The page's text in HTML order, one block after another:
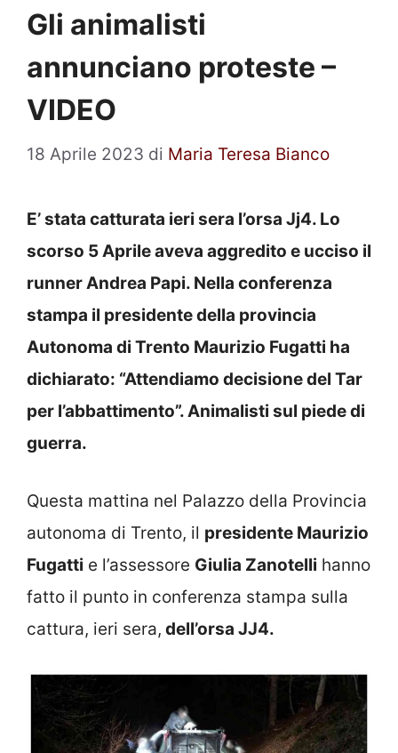
Gli animalisti
annunciano proteste –
VIDEO
18 Aprile 2023 di Maria Teresa Bianco
E’ stata catturata ieri sera l’orsa Jj4. Lo
scorso 5 Aprile aveva aggredito e ucciso il
runner Andrea Papi. Nella conferenza
stampa il presidente della provincia
Autonoma di Trento Maurizio Fugatti ha
dichiarato: “Attendiamo decisione del Tar
per l’abbattimento”. Animalisti sul piede di
guerra.
Questa mattina nel Palazzo della Provincia
autonoma di Trento, il presidente Maurizio
Fugatti e l’assessore Giulia Zanotelli hanno
fatto il punto in conferenza stampa sulla
cattura, ieri sera, dell’orsa JJ4.